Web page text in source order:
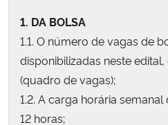
Planalto
1. DA BOLSA
1.1. O número de vagas de
disponibilizadas neste
(quadro de vagas);
1.2. A carga horária
12 horas;